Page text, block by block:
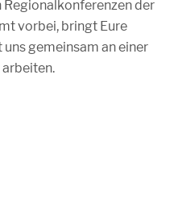
Regionalkonferenzen der
vorbei, bringt Eure
gemeinsam an einer